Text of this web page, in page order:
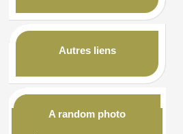
Autres liens
A random photo